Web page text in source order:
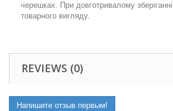
черешках. При довготривалому
товарного вигляду.
REVIEWS (0)
Напишите отзыв первым!